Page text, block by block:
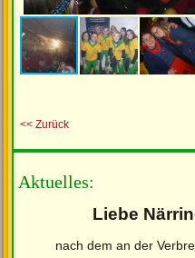
<< Zurück
Aktuelles:
Liebe
nach dem an der